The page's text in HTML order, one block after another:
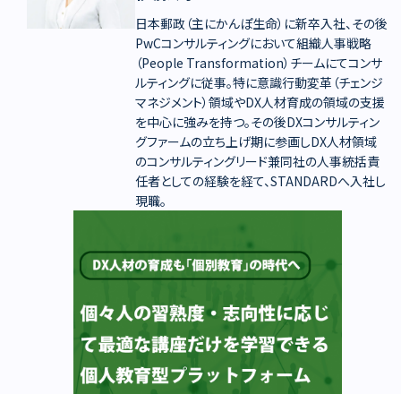
日本郵政（主にかんぽ生命）に新卒入社、その後
PwCコンサルティングにおいて組織人事戦略
（People Transformation）チームにてコンサ
ルティングに従事。特に意識行動変革（チェンジ
マネジメント）領域やDX人材育成の領域の支援
を中心に強みを持つ。その後DXコンサルティン
グファームの立ち上げ期に参画しDX人材領域
のコンサルティングリード兼同社の人事統括責
任者としての経験を経て、STANDARDへ入社し
現職。